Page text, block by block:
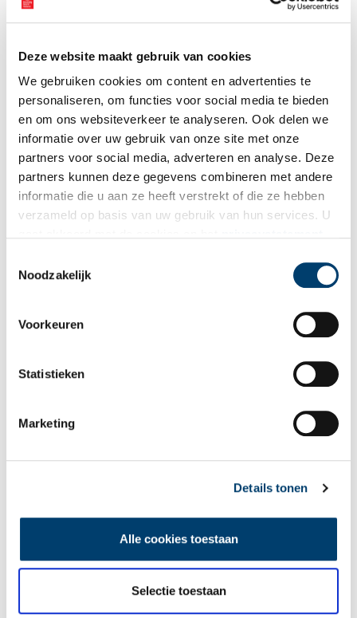
Deze website maakt gebruik van cookies
We gebruiken cookies om content en advertenties te
personaliseren, om functies voor social media te bieden
en om ons websiteverkeer te analyseren. Ook delen we
informatie over uw gebruik van onze site met onze
partners voor social media, adverteren en analyse. Deze
partners kunnen deze gegevens combineren met andere
informatie die u aan ze heeft verstrekt of die ze hebben
verzameld op basis van uw gebruik van hun services. U
Noodzakelijk
Voorkeuren
Statistieken
Marketing
Details tonen
Alle cookies toestaan
Selectie toestaan
tijdens haar leven geen stemrecht, maar zou dat op basis van haar
inkomsten zeker hebben gehad. Ook was het zo dat alleen de
rijkeluiszoon die nog bij zijn ouders inwoonde, kon dus net als
zijn moeder niet naar de stembus.
Jan Willem Pieneman, 1844. Museum van Loon,inv./cat.nr. 617.
Een einde aan openbare belastingoverzichten
In de loop der jaren werd niet langer openbaar gemaakt hoeveel
belasting kiezers betaalden. Rond 1900 waren alle bedragen die
hiervan een inschatting gaven, van de kiezerslijst verdwenen. De